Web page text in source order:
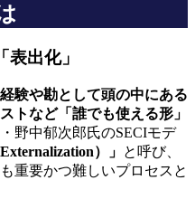
出化」
験や勘として頭の中にある
トなど「誰でも使える形」
野中郁次郎氏のSECIモデ
）」 と呼び、
重要かつ難しいプロセスと